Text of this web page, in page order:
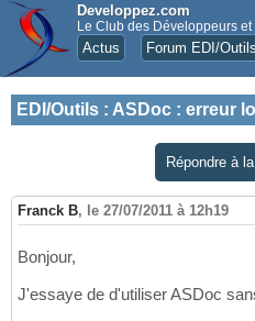
Developpez.com
Le Club des Développeurs et
Actus Forum EDI/Outils
EDI/Outils : ASDoc : erreur
Répondre à
Franck B, le 27/07/2011 à 12h19
Bonjour,
J'essaye de d'utiliser ASDoc